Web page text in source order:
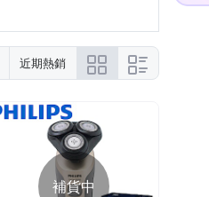
近期熱銷
補貨中